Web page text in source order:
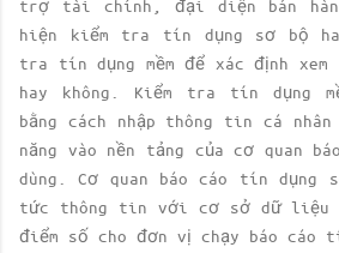
trợ tài chính, đại diện bán
hiện kiểm tra tín dụng sơ bộ
tra tín dụng mềm để xác định
hay không. Kiểm tra tín dụng
bằng cách nhập thông tin cá nhân
năng vào nền tảng của cơ quan
dùng. Cơ quan báo cáo tín dụng
tức thông tin với cơ sở dữ liệu
điểm số cho đơn vị chạy báo cáo